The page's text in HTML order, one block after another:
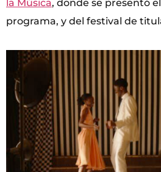
la Música, donde se presentó
programa, y del festival de